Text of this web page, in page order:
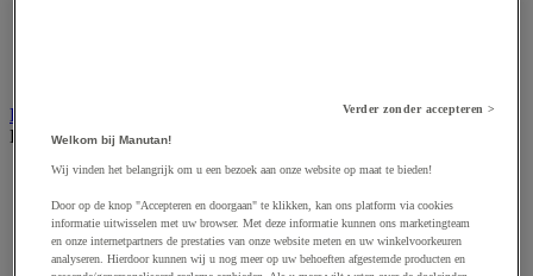
Elektrische toebehoren en verlichting
Bekijk de hele productgroep
Accessoires voor elektrisch schakelpaneel
Batterij, oplader en kabel
Elektrische kabel
Elektrische uitrusting
Verlengsnoer, stekkerdoos en kapelhaspel
Verder zonder accepteren >
Welkom bij Manutan!
Wij vinden het belangrijk om u een bezoek aan onze website op maat te bieden!
Door op de knop "Accepteren en doorgaan" te klikken, kan ons platform via cookies
informatie uitwisselen met uw browser. Met deze informatie kunnen ons marketingteam
en onze internetpartners de prestaties van onze website meten en uw winkelvoorkeuren
analyseren. Hierdoor kunnen wij u nog meer op uw behoeften afgestemde producten en